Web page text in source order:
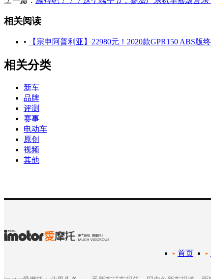
相关阅读
• 【宗申阿普利亚】22980元！2020款GPR150 ABS版
相关分类
新车
品牌
评测
赛事
电动车
原创
视频
其他
首页